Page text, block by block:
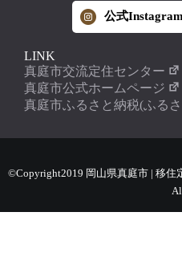
公式
LINK
真庭市交流定住センター
真庭市公式ホームページ
真庭市ふるさと納税(ふる
©Copyright2019 岡山県真庭市 | 移住